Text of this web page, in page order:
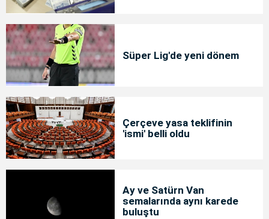
Süper Lig'de yeni dönem
Çerçeve yasa teklifinin
'ismi' belli oldu
Ay ve Satürn Van
semalarında aynı karede
buluştu